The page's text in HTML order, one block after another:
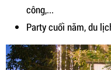
công,...
Party cuối năm, du